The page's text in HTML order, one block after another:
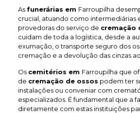
As funerárias em Farroupilha
crucial, atuando como intermediárias
provedoras do serviço de cremação
cuidam de toda a logística, desde a
exumação, o transporte seguro dos
cremação e a devolução das cinzas
Os cemitérios em Farroupilha que
de cremação de ossos podem ter
instalações ou conveniar com
especializados. É fundamental que a
diretamente com estas instituições